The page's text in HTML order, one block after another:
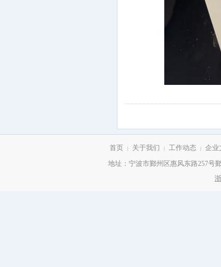
首页 | 关于我们 | 工作动态 | 企业
地址：宁波市鄞州区惠风东路257号